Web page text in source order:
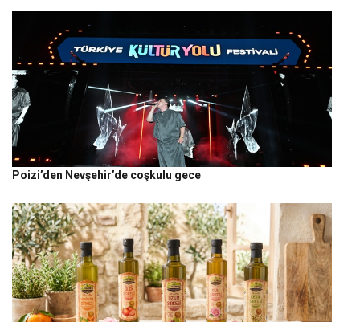
Poizi’den Nevşehir’de coşkulu gece